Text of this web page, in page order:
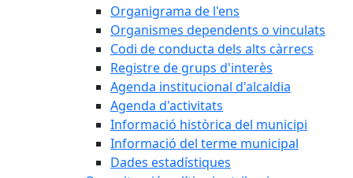
Organigrama de l'ens
Organismes dependents o vinculats
Codi de conducta dels alts càrrecs
Registre de grups d'interès
Agenda institucional d'alcaldia
Agenda d'activitats
Informació històrica del municipi
Informació del terme municipal
Dades estadístiques